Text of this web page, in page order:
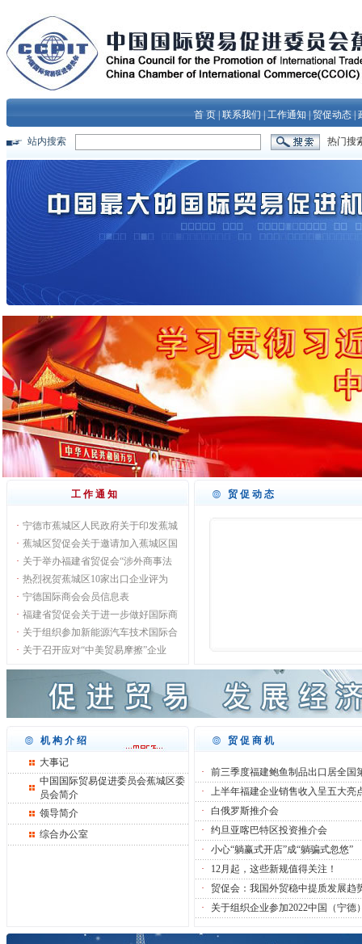
首 页 联系我们 工作通知 贸促动态
站内搜索 热门搜
工作通知
· 宁德市蕉城区人民政府关于印发蕉城
· 蕉城区贸促会关于邀请加入蕉城区国
· 关于举办福建省贸促会“涉外商事法
· 热烈祝贺蕉城区10家出口企业评为
· 宁德国际商会会员信息表
· 福建省贸促会关于进一步做好国际商
· 关于组织参加新能源汽车技术国际合
· 关于召开应对“中美贸易摩擦”企业
贸促动态
机构介绍
大事记
中国国际贸易促进委员会蕉城区委
员会简介
领导简介
综合办公室
贸促商机
·
前三季度福建鲍鱼制品出口居全国
·
上半年福建企业销售收入呈五大亮
·
白俄罗斯推介会
·
约旦亚喀巴特区投资推介会
·
小心“躺赢式开店”成“躺骗式忽悠”
·
12月起，这些新规值得关注！
·
贸促会：我国外贸稳中提质发展趋
·
关于组织企业参加2022中国（宁德